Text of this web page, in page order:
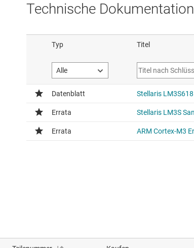
Technische Dokumentation